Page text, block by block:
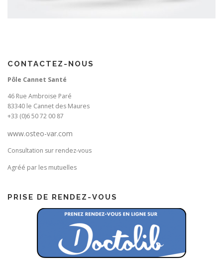
CONTACTEZ-NOUS
Pôle Cannet Santé
46 Rue Ambroise Paré
83340 le Cannet des Maures
+33 (0)6 50 72 00 87
www.osteo-var.com
Consultation sur rendez-vous
Agréé par les mutuelles
PRISE DE RENDEZ-VOUS